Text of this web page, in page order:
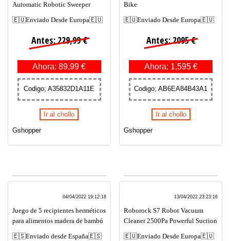
Automatic Robotic Sweeper
🇪🇺Enviado Desde Europa🇪🇺
Antes: 229,99 €
Ahora: 89,99 €
Codigo; A35832D1A11E
Ir al chollo
Gshopper
Bike
🇪🇺Enviado Desde Europa🇪🇺
Antes: 2095 €
Ahora: 1,595 €
Codigo; AB6EA84B43A1
Ir al chollo
Gshopper
04/04/2022 19:12:18
Juego de 5 recipientes herméticos
para alimentos madera de bambú
🇪🇸Enviado desde España🇪🇸
13/04/2022 23:23:16
Roborock S7 Robot Vacuum
Cleaner 2500Pa Powerful Suction
🇪🇺Enviado Desde Europa🇪🇺